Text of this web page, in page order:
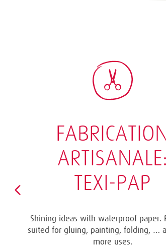
ARTISANALE:
TEXI-PAP
Shining ideas with waterproof paper.
suited for gluing, painting, folding, …
more uses.